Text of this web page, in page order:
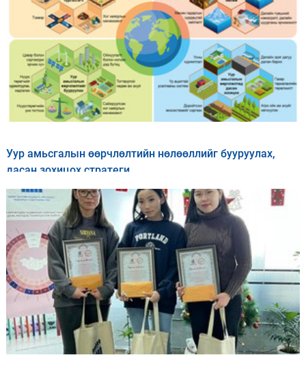
Уур амьсгалын өөрчлөлтийн нөлөөллийг бууруулах,
дасан зохицох стратеги